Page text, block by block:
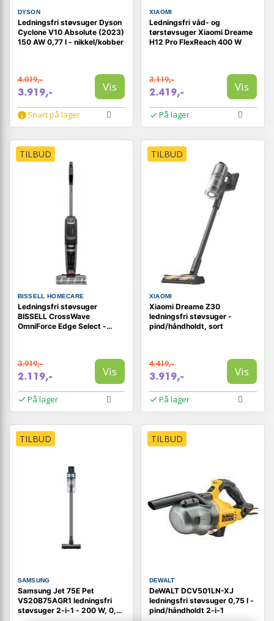
DYSON
Ledningsfri støvsuger Dyson
Cyclone V10 Absolute (2023)
150 AW 0,77 l - nikkel/kobber
4.019,-
3.919,- Vis
Snart på lager
XIAOMI
Ledningsfri våd- og
tørstøvsuger Xiaomi Dreame
H12 Pro FlexReach 400 W
3.119,-
2.419,- Vis
På lager
TILBUD
BISSELL HOMECARE
Ledningsfri støvsuger
BISSELL CrossWave
OmniForce Edge Select -
3.919,-
2.119,- Vis
På lager
TILBUD
XIAOMI
Xiaomi Dreame Z30
ledningsfri støvsuger -
pind/håndholdt, sort
4.419,-
3.919,- Vis
På lager
TILBUD
SAMSUNG
Samsung Jet 75E Pet
VS20B75AGR1 ledningsfri
støvsuger 2-i-1 - 200 W, 0,8 l
TILBUD
DEWALT
DeWALT DCV501LN-XJ
ledningsfri støvsuger 0,75 l -
pind/håndholdt 2-i-1